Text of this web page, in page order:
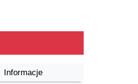
Informacje